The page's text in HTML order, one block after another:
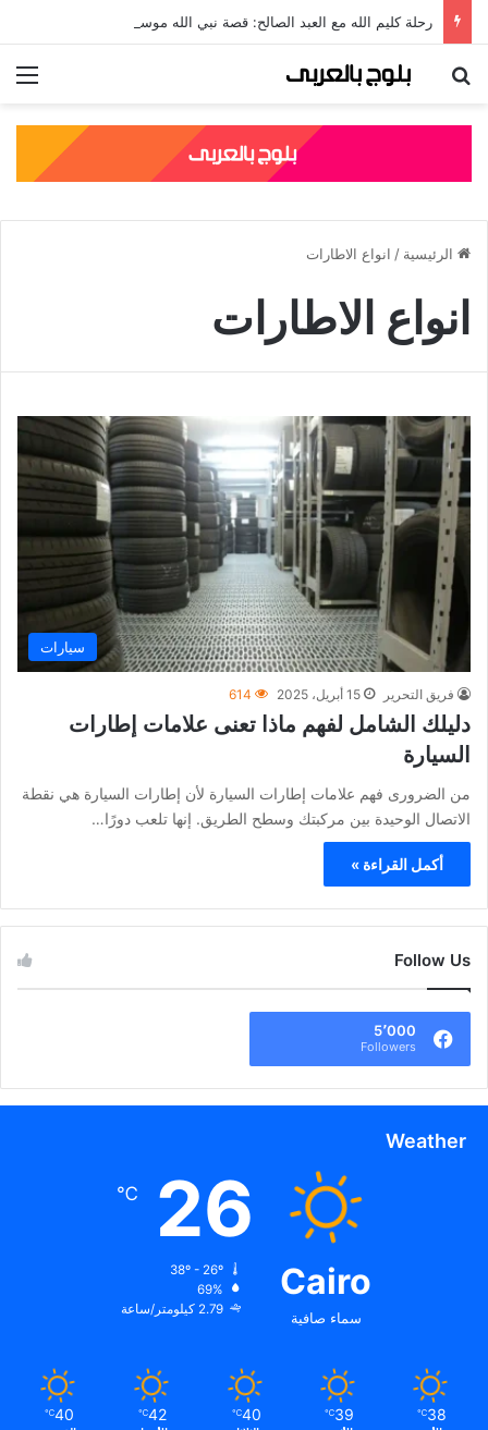
بحث عن
الرئيسية / انواع الاطارات
انواع الاطارات
سيارات
فريق التحرير 15 أبريل، 2025 614
دليلك الشامل لفهم ماذا تعنى علامات إطارات
السيارة
من الضرورى فهم علامات إطارات السيارة لأن إطارات السيارة هي نقطة
الاتصال الوحيدة بين مركبتك وسطح الطريق. إنها تلعب دورًا…
أكمل القراءة »
Follow Us
5٬000
Followers
Weather
Cairo
سماء صافية
26
℃
69%
2.79 كيلومتر/ساعة
38
℃
39
℃
40
℃
42
℃
40
℃